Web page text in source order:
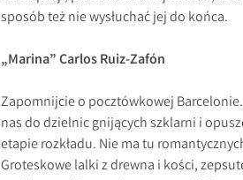
sposób też nie wysłuchać jej do końca.
„Marina” Carlos Ruiz-Zafón
Zapomnijcie o pocztówkowej
nas do dzielnic gnijących szklarni i
etapie rozkładu. Nie ma tu
Groteskowe lalki z drewna i kości,